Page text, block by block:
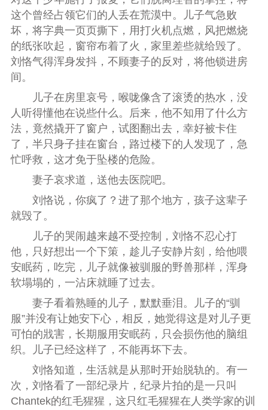
这个曾经占领它们的人丢在荒漠中。儿子气急败
坏，将字典一页页撕下，用打火机点燃，风把燃烧
的纸张吹起，窗帘布着了火，家里差些就给毁了。
刘恪气得浑身发抖，不顾妻子的反对，将他锁进房
间。
儿子在房里哀号，喉咙像含了滚烫的热水，没
人听得懂他在说些什么。后来，他不知用了什么方
法，竟然撬开了窗户，试图翻出去，幸好被卡住
了，半只身子挂在窗台，路过楼下的人发现了，急
忙呼救，这才免于坠楼的危险。
妻子哀求道，送他去医院吧。
刘恪说，你疯了？进了那个地方，孩子这辈子
就毁了。
儿子的哭闹越来越不受控制，刘恪不忍心打
他，只好想出一个下策，趁儿子安静片刻，给他喂
安眠药，吃完，儿子就像被驯服的野兽那样，浑身
软塌塌的，一沾床就睡了过去。
妻子看着熟睡的儿子，默默垂泪。儿子的“驯
服”并没有让她安下心，相反，她觉得这是对儿子更
可怕的戕害，长期服用安眠药，只会损伤他的脑组
织。儿子已经这样了，不能再坏下去。
刘恪知道，生活就是从那时开始脱轨的。有一
次，刘恪看了一部纪录片，纪录片拍的是一只叫
Chantek的红毛猩猩，这只红毛猩猩在人类学家的训